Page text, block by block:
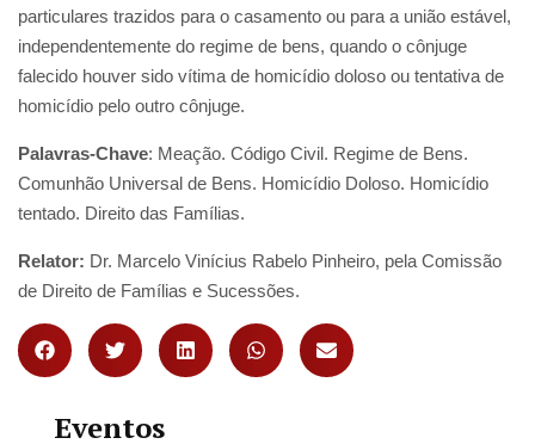
particulares trazidos para o casamento ou para a união estável,
independentemente do regime de bens, quando o cônjuge
falecido houver sido vítima de homicídio doloso ou tentativa de
homicídio pelo outro cônjuge.
Palavras-Chave: Meação. Código Civil. Regime de Bens.
Comunhão Universal de Bens. Homicídio Doloso. Homicídio
tentado. Direito das Famílias.
Relator: Dr. Marcelo Vinícius Rabelo Pinheiro, pela Comissão
de Direito de Famílias e Sucessões.
Eventos